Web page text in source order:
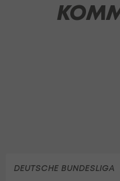
DEUTSCHE BUNDESLIGA